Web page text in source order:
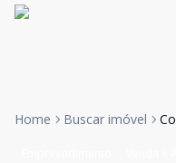
Home Buscar imóvel